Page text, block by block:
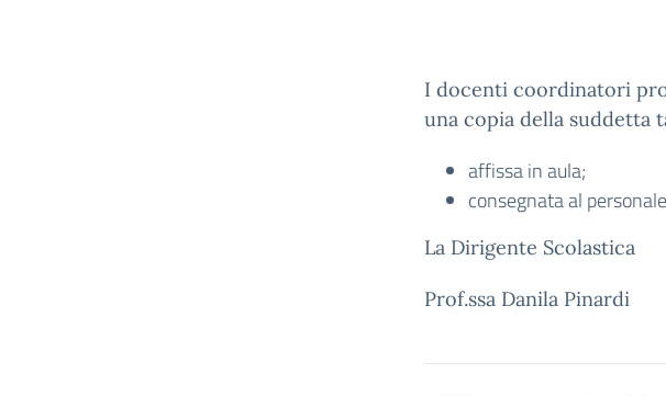
I docenti coordinatori
una copia della suddetta
affissa in aula;
consegnata al
La Dirigente Scolastica
Prof.ssa Danila Pinardi